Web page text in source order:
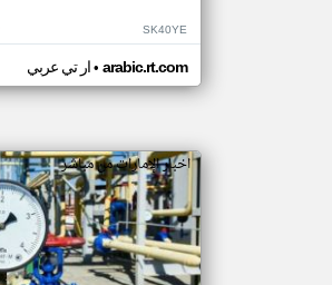
SK40YE
ار تي عربي• arabic.rt.com
اخبار الإمارات من مباشر